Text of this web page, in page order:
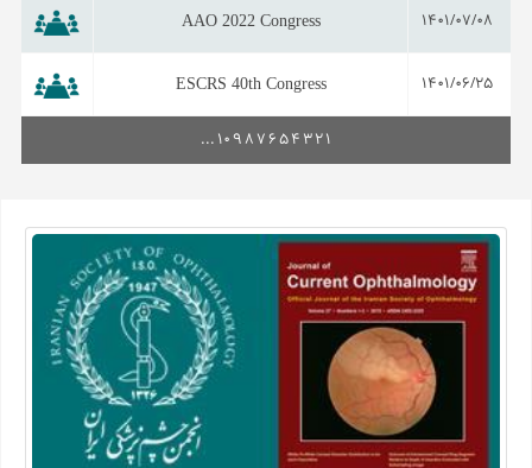
1401/07/08
AAO 2022 Congress
1401/06/25
ESCRS 40th Congress
1
2
3
4
5
6
7
8
9
10
...